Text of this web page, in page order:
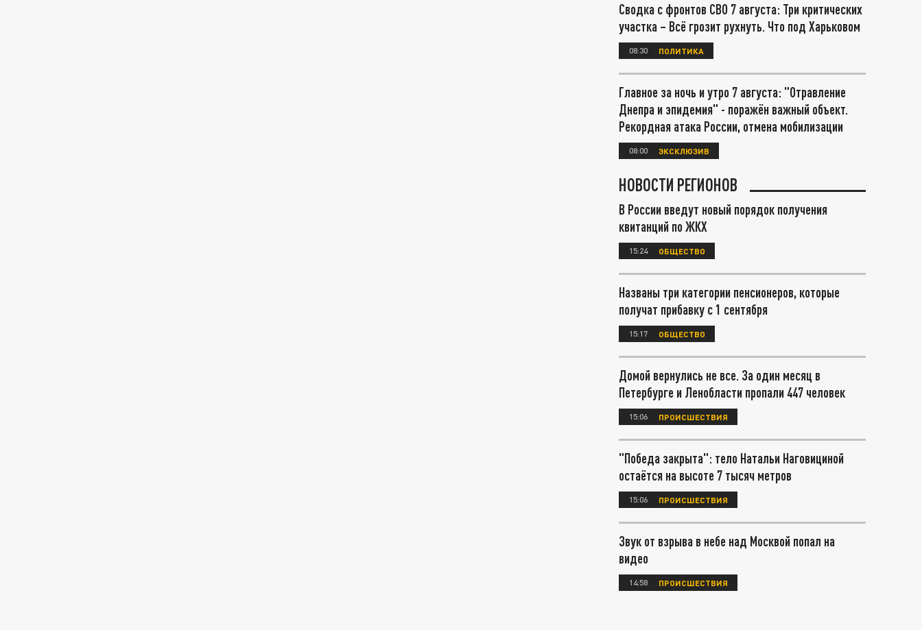
Сводка с фронтов СВО 7 августа: Три критических
участка – Всё грозит рухнуть. Что под Харьковом
08:30 ПОЛИТИКА
Главное за ночь и утро 7 августа: "Отравление
Днепра и эпидемия" - поражён важный объект.
Рекордная атака России, отмена мобилизации
08:00 ЭКСКЛЮЗИВ
НОВОСТИ РЕГИОНОВ
В России введут новый порядок получения
квитанций по ЖКХ
15:24 ОБЩЕСТВО
Названы три категории пенсионеров, которые
получат прибавку с 1 сентября
15:17 ОБЩЕСТВО
Домой вернулись не все. За один месяц в
Петербурге и Ленобласти пропали 447 человек
15:06 ПРОИСШЕСТВИЯ
"Победа закрыта": тело Натальи Наговициной
остаётся на высоте 7 тысяч метров
15:06 ПРОИСШЕСТВИЯ
Звук от взрыва в небе над Москвой попал на
видео
14:58 ПРОИСШЕСТВИЯ